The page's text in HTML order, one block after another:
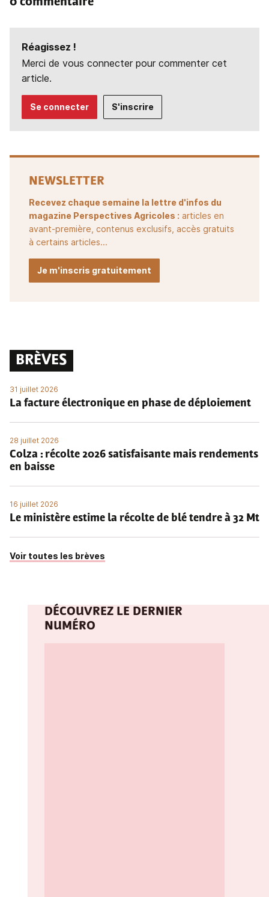
0 commentaire
Réagissez !
Merci de vous connecter pour commenter cet
article.
Se connecter S'inscrire
NEWSLETTER
Recevez chaque semaine la lettre d'infos du
magazine Perspectives Agricoles : articles en
avant-première, contenus exclusifs, accès gratuits
à certains articles...
Je m'inscris gratuitement
BRÈVES
31 juillet 2026
La facture électronique en phase de déploiement
28 juillet 2026
Colza : récolte 2026 satisfaisante mais rendements
en baisse
16 juillet 2026
Le ministère estime la récolte de blé tendre à 32 Mt
Voir toutes les brèves
DÉCOUVREZ LE DERNIER
NUMÉRO